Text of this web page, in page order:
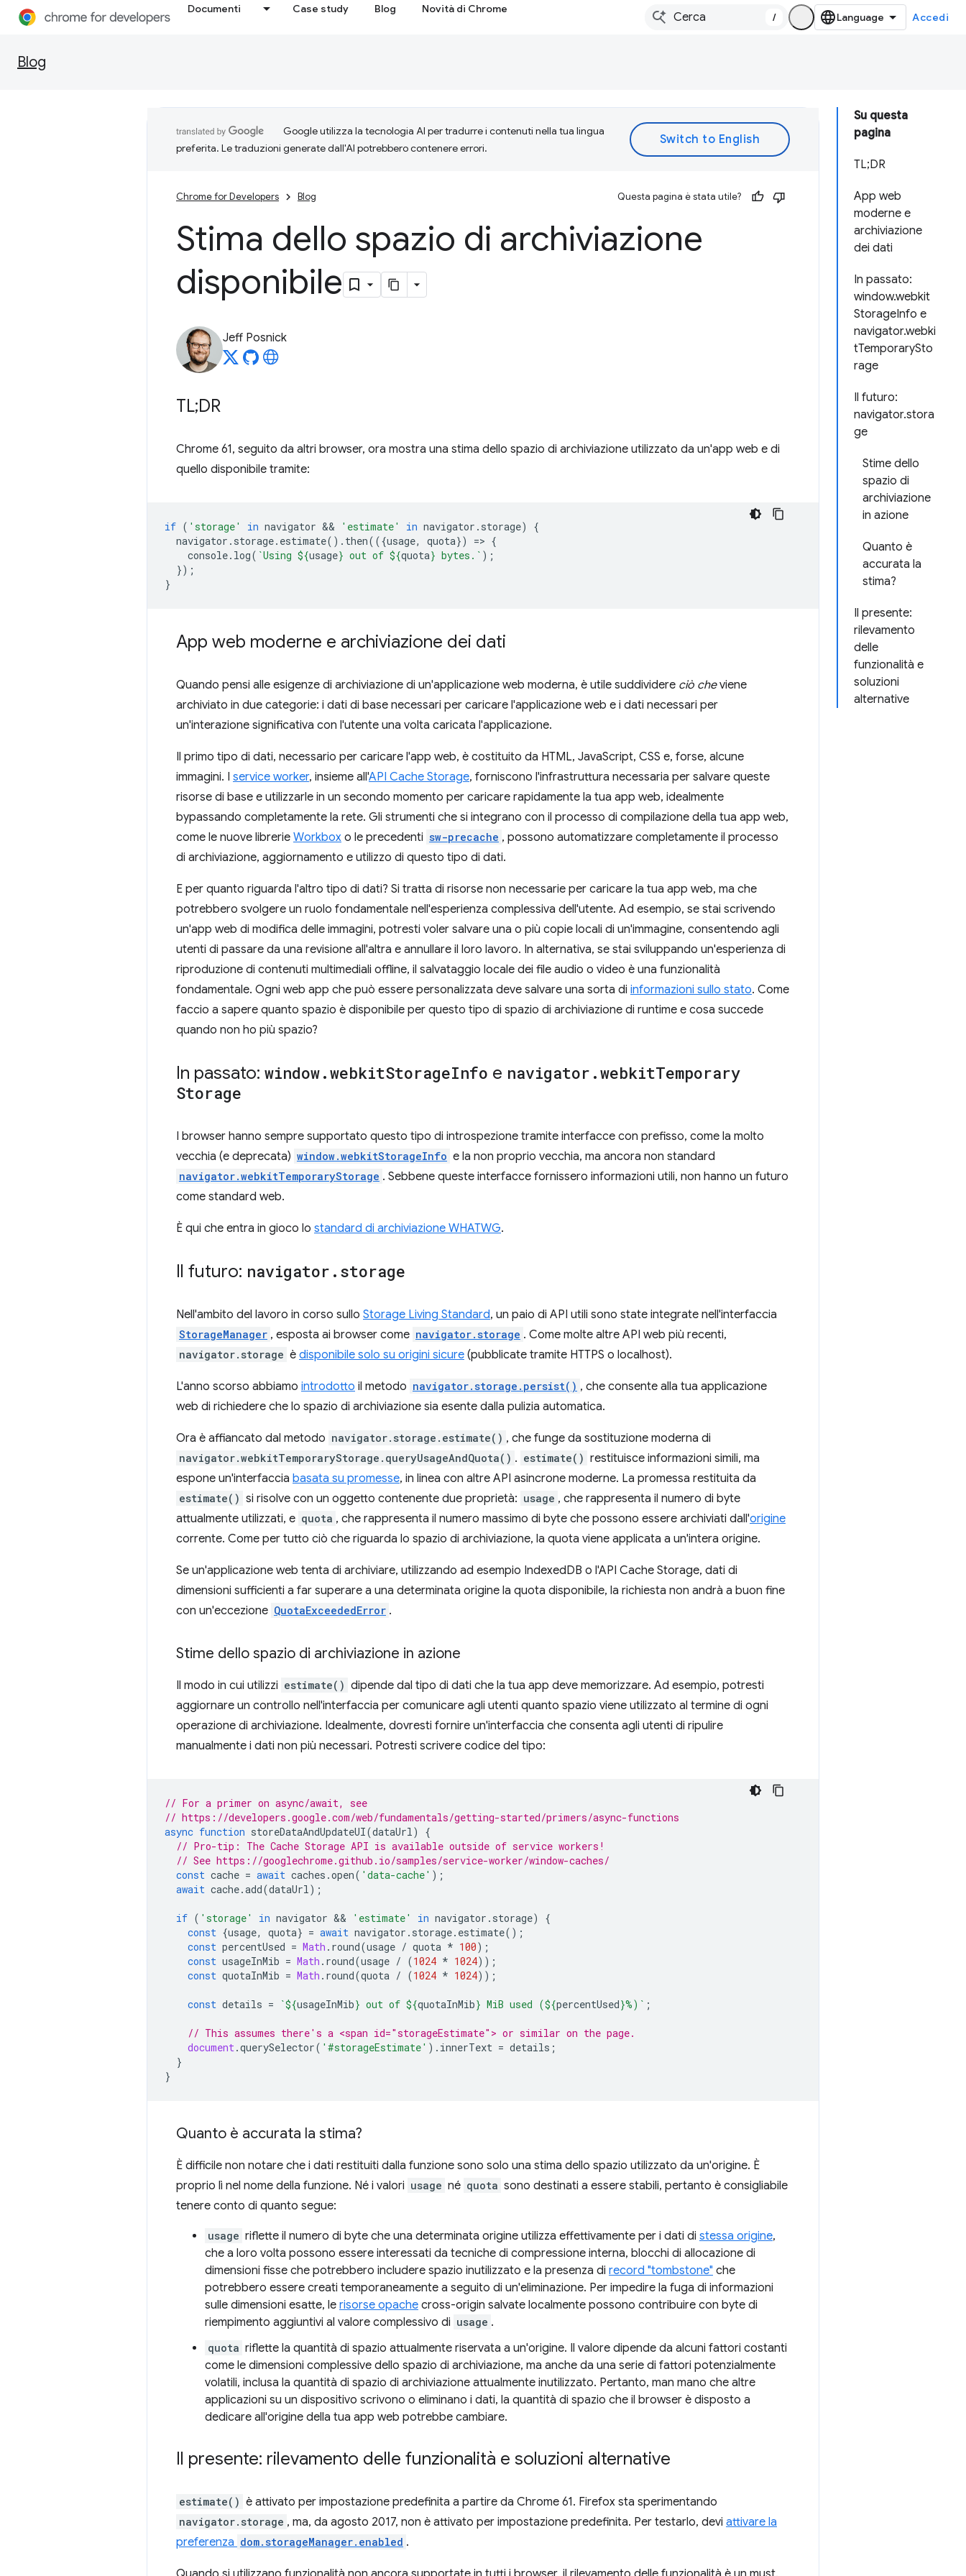
Documenti Case study Blog Novità di Chrome
/ Accedi
Blog
Su questa
pagina
TL;DR
App web
moderne e
archiviazione
dei dati
In passato:
window.webkit
StorageInfo e
navigator.webki
tTemporarySto
rage
Il futuro:
navigator.stora
ge
Stime dello
spazio di
archiviazione
in azione
Quanto è
accurata la
stima?
Il presente:
rilevamento
delle
funzionalità e
soluzioni
alternative
Google utilizza la tecnologia AI per tradurre i contenuti nella tua lingua
preferita. Le traduzioni generate dall'AI potrebbero contenere errori.
Chrome for Developers Blog Questa pagina è stata utile?
Stima dello spazio di archiviazione
disponibile
Jeff Posnick
TL;DR
Chrome 61, seguito da altri browser, ora mostra una stima dello spazio di archiviazione utilizzato da un'app web e di
quello disponibile tramite:
if ( 'storage' in navigator && 'estimate' in navigator . storage)
{
navigator . storage. estimate(). then(({usage, quota}) => {
console. log( `Using ${usage} out of ${quota} bytes.` );
});
}
App web moderne e archiviazione dei dati
Quando pensi alle esigenze di archiviazione di un'applicazione web moderna, è utile suddividere ciò cheviene
archiviato in due categorie: i dati di base necessari per caricare l'applicazione web e i dati necessari per
un'interazione significativa con l'utente una volta caricata l'applicazione.
Il primo tipo di dati, necessario per caricare l'app web, è costituito da HTML, JavaScript, CSS e, forse, alcune
immagini. I service worker, insieme all'API Cache Storage, forniscono l'infrastruttura necessaria per salvare queste
risorse di base e utilizzarle in un secondo momento per caricare rapidamente la tua app web, idealmente
bypassando completamente la rete. Gli strumenti che si integrano con il processo di compilazione della tua app web,
come le nuove librerie Workbox o le precedenti sw-precache , possono automatizzare completamente il processo
di archiviazione, aggiornamento e utilizzo di questo tipo di dati.
E per quanto riguarda l'altro tipo di dati? Si tratta di risorse non necessarie per caricare la tua app web, ma che
potrebbero svolgere un ruolo fondamentale nell'esperienza complessiva dell'utente. Ad esempio, se stai scrivendo
un'app web di modifica delle immagini, potresti voler salvare una o più copie locali di un'immagine, consentendo agli
utenti di passare da una revisione all'altra e annullare il loro lavoro. In alternativa, se stai sviluppando un'esperienza di
riproduzione di contenuti multimediali offline, il salvataggio locale dei file audio o video è una funzionalità
fondamentale. Ogni web app che può essere personalizzata deve salvare una sorta di informazioni sullo stato. Come
faccio a sapere quanto spazio è disponibile per questo tipo di spazio di archiviazione di runtime e cosa succede
quando non ho più spazio?
In passato: window.webkitStorageInfo e navigator .webkitTemporary
Storage
I browser hanno sempre supportato questo tipo di introspezione tramite interfacce con prefisso, come la molto
vecchia (e deprecata) window.webkitStorageInfo e la non proprio vecchia, ma ancora non standard
navigator.webkitTemporaryStorage . Sebbene queste interfacce fornissero informazioni utili, non hanno un futuro
come standard web.
È qui che entra in gioco lo standard di archiviazione WHATWG.
Il futuro: navigator . storage
Nell'ambito del lavoro in corso sullo Storage Living Standard, un paio di API utili sono state integrate nell'interfaccia
StorageManager , esposta ai browser come navigator.storage . Come molte altre API web più recenti,
navigator.storage è disponibile solo su origini sicure (pubblicate tramite HTTPS o localhost).
L'anno scorso abbiamo introdotto il metodo navigator.storage.persist() , che consente alla tua applicazione
web di richiedere che lo spazio di archiviazione sia esente dalla pulizia automatica.
Ora è affiancato dal metodo navigator.storage.estimate() , che funge da sostituzione moderna di
navigator.webkitTemporaryStorage.queryUsageAndQuota() . estimate() restituisce informazioni simili, ma
espone un'interfaccia basata su promesse, in linea con altre API asincrone moderne. La promessa restituita da
estimate() si risolve con un oggetto contenente due proprietà: usage , che rappresenta il numero di byte
attualmente utilizzati, e quota , che rappresenta il numero massimo di byte che possono essere archiviati dall'origine
corrente. Come per tutto ciò che riguarda lo spazio di archiviazione, la quota viene applicata a un'intera origine.
Se un'applicazione web tenta di archiviare, utilizzando ad esempio IndexedDB o l'API Cache Storage, dati di
dimensioni sufficienti a far superare a una determinata origine la quota disponibile, la richiesta non andrà a buon fine
con un'eccezione QuotaExceededError .
Stime dello spazio di archiviazione in azione
Il modo in cui utilizzi estimate() dipende dal tipo di dati che la tua app deve memorizzare. Ad esempio, potresti
aggiornare un controllo nell'interfaccia per comunicare agli utenti quanto spazio viene utilizzato al termine di ogni
operazione di archiviazione. Idealmente, dovresti fornire un'interfaccia che consenta agli utenti di ripulire
manualmente i dati non più necessari. Potresti scrivere codice del tipo:
// For a primer on async/await, see
// https://developers.google.com/web/fundamentals/getting-started/primers/async-functions
async function storeDataAndUpdateUI(dataUrl)
{
// Pro-tip: The Cache Storage API is available outside of service workers!
// See https://googlechrome.github.io/samples/service-worker/window-caches/
const cache = await caches .open( 'data-cache' );
await cache.add(dataUrl);
if ( 'storage' in navigator && 'estimate' in navigator . storage)
{
const {usage, quota} = await navigator . storage. estimate();
const percentUsed = Math . round(usage / quota * 100);
const usageInMib = Math . round(usage / (1024 * 1024));
const quotaInMib = Math . round(quota / (1024 * 1024));
const details = `${usageInMib} out of ${quotaInMib} MiB used (${percentUsed}%)` ;
// This assumes there's a <span id="storageEstimate"> or similar on the page.
document.querySelector( '#storageEstimate' ). innerText = details ;
}
}
Quanto è accurata la stima?
È difficile non notare che i dati restituiti dalla funzione sono solo una stima dello spazio utilizzato da un'origine. È
proprio lì nel nome della funzione. Né i valori usage né quota sono destinati a essere stabili, pertanto è consigliabile
tenere conto di quanto segue:
usage riflette il numero di byte che una determinata origine utilizza effettivamente per i dati di stessa origine,
che a loro volta possono essere interessati da tecniche di compressione interna, blocchi di allocazione di
dimensioni fisse che potrebbero includere spazio inutilizzato e la presenza di record "tombstone" che
potrebbero essere creati temporaneamente a seguito di un'eliminazione. Per impedire la fuga di informazioni
sulle dimensioni esatte, le risorse opache cross-origin salvate localmente possono contribuire con byte di
riempimento aggiuntivi al valore complessivo di usage .
quota riflette la quantità di spazio attualmente riservata a un'origine. Il valore dipende da alcuni fattori costanti
come le dimensioni complessive dello spazio di archiviazione, ma anche da una serie di fattori potenzialmente
volatili, inclusa la quantità di spazio di archiviazione attualmente inutilizzato. Pertanto, man mano che altre
applicazioni su un dispositivo scrivono o eliminano i dati, la quantità di spazio che il browser è disposto a
dedicare all'origine della tua app web potrebbe cambiare.
Il presente: rilevamento delle funzionalità e soluzioni alternative
estimate() è attivato per impostazione predefinita a partire da Chrome 61. Firefox sta sperimentando
navigator.storage , ma, da agosto 2017, non è attivato per impostazione predefinita. Per testarlo, devi attivare la
preferenza dom.storageManager.enabled .